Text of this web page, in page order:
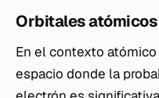
Orbitales
En el contexto
espacio donde la